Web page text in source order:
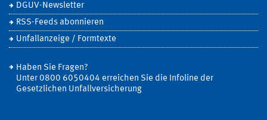
DGUV-Newsletter
RSS-Feeds abonnieren
Unfallanzeige / Formtexte
Haben Sie Fragen?
Unter 0800 6050404 erreichen Sie die Infoline der
Gesetzlichen Unfallversicherung